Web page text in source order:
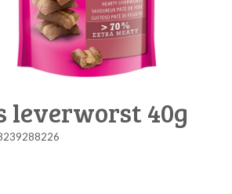
leverworst 40g